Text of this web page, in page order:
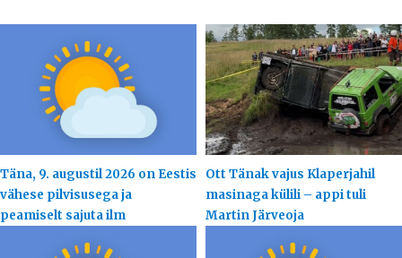
Täna, 9. augustil 2026 on Eestis
vähese pilvisusega ja
peamiselt sajuta ilm
Ott Tänak vajus Klaperjahil
masinaga külili – appi tuli
Martin Järveoja